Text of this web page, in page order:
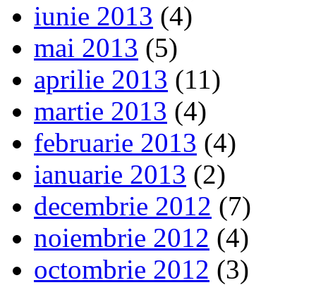
iunie 2013 (4)
mai 2013 (5)
aprilie 2013 (11)
martie 2013 (4)
februarie 2013 (4)
ianuarie 2013 (2)
decembrie 2012 (7)
noiembrie 2012 (4)
octombrie 2012 (3)